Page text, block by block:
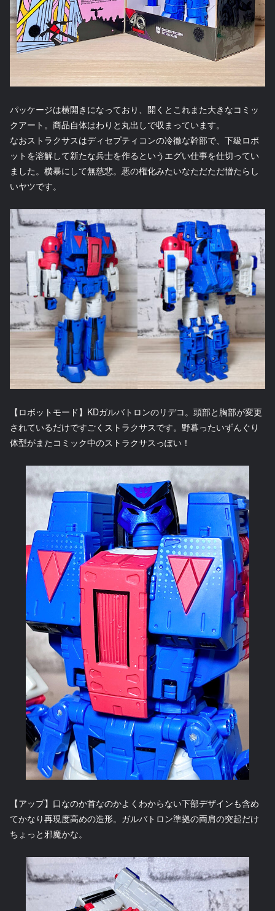
パッケージは横開きになっており、開くとこれまた大きなコミッ
クアート。商品自体はわりと丸出しで収まっています。
なおストラクサスはディセプティコンの冷徹な幹部で、下級ロボ
ットを溶解して新たな兵士を作るというエグい仕事を仕切ってい
ました。横暴にして無慈悲。悪の権化みたいなただただ憎たらし
いヤツです。
【ロボットモード】KDガルバトロンのリデコ。頭部と胸部が変更
されているだけですごくストラクサスです。野暮ったいずんぐり
体型がまたコミック中のストラクサスっぽい！
【アップ】口なのか首なのかよくわからない下部デザインも含め
てかなり再現度高めの造形。ガルバトロン準拠の両肩の突起だけ
ちょっと邪魔かな。